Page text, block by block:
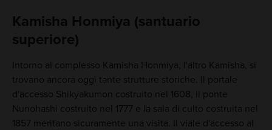
Kamisha Honmiya (santuario
superiore)
Intorno al complesso Kamisha Honmiya, l'altro Kamisha, si
trovano ancora oggi tante strutture storiche. Il portale
d'accesso Shikyakumon costruito nel 1608, il ponte
Nunohashi costruito nel 1777 e la sala di culto costruita nel
1857 meritano sicuramente una visita. Il viale d'accesso al